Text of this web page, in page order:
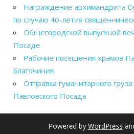
Награждение архимандрита
по случаю 40-летия
Общегородской выпускной
Посаде
Рабочие посещения храмов
благочиния
Отправка гуманитарного
Павловского Посада
Powered by WordPress